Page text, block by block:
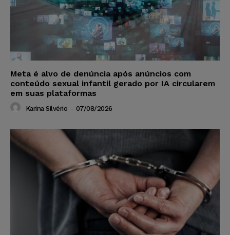
Meta é alvo de denúncia após anúncios com
conteúdo sexual infantil gerado por IA circularem
em suas plataformas
Karina Silvério - 07/08/2026